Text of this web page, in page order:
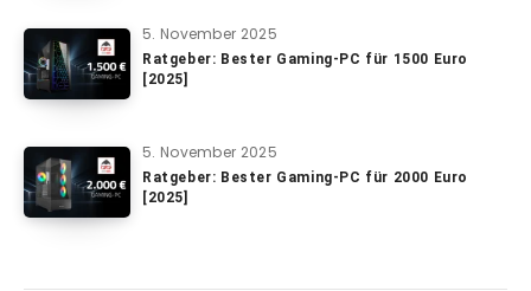
5. November 2025
Ratgeber: Bester Gaming-PC für 1500 Euro
[2025]
5. November 2025
Ratgeber: Bester Gaming-PC für 2000 Euro
[2025]